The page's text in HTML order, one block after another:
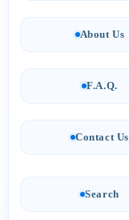
About Us
F.A.Q.
Contact Us
Search